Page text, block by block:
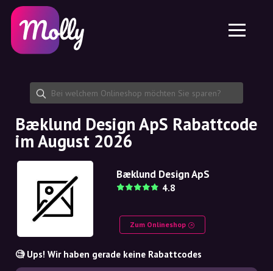
Hautpflege
Haarpflege
Rabattcode teilen
Funktionen
Jobs
Über uns
Partnerschaft
Plattform
Molly für iPhone und iPad
Molly für Android
DE
EN
SE
NO
NL
Bæklund Design ApS Rabattcode
im August 2026
Bæklund Design ApS
4.8
Zum Onlineshop
🧐 Ups! Wir haben gerade keine Rabattcodes